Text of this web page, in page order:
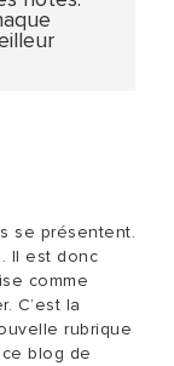
se présentent.
Il est donc
comme
C’est la
rubrique
blog de